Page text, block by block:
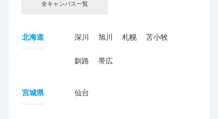
全キャンパス一覧
北海道 深川 旭川 札幌 苫小牧
釧路 帯広
宮城県 仙台